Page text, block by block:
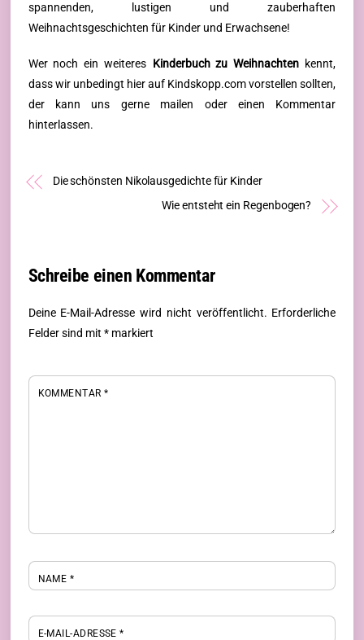
spannenden, lustigen und zauberhaften
Weihnachtsgeschichten für Kinder und Erwachsene!
Wer noch ein weiteres Kinderbuch zu Weihnachten kennt,
dass wir unbedingt hier auf Kindskopp.com vorstellen sollten,
der kann uns gerne mailen oder einen Kommentar
hinterlassen.
Die schönsten Nikolausgedichte für Kinder
Wie entsteht ein Regenbogen?
Schreibe einen Kommentar
Deine E-Mail-Adresse wird nicht veröffentlicht. Erforderliche
Felder sind mit *markiert
KOMMENTAR*
NAME *
E-MAIL-ADRESSE*